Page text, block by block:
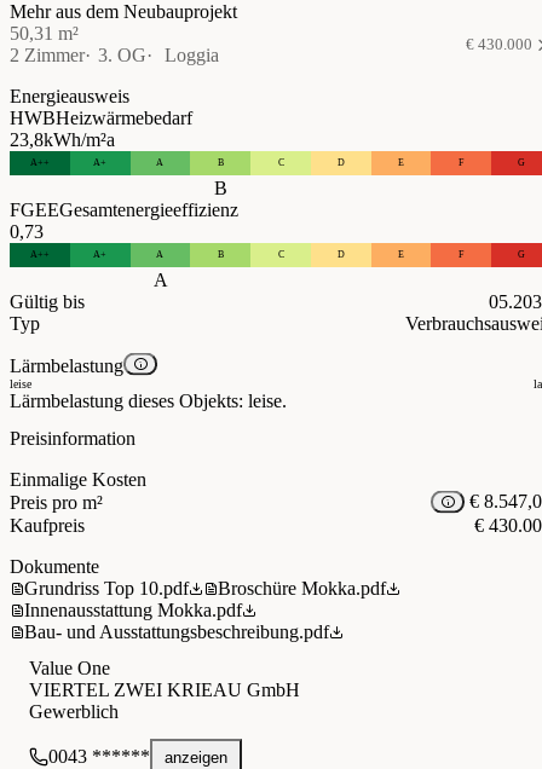
Mehr aus dem Neubauprojekt
50,31 m²
2 Zimmer
3. OG Loggia
€ 430.000
Energieausweis
HWBHeizwärmebedarf
23,8kWh/m²a
A++ A+ A B C D E F G
B
FGEEGesamtenergieeffizienz
0,73
A++ A+ A B C D E F G
A
Gültig bis
Typ
Lärmbelastung
leise
Lärmbelastung dieses Objekts: leise.
Preisinformation
Einmalige Kosten
Preis pro m²
€
Kaufpreis
€
Dokumente
Grundriss Top 10.pdf
Broschüre Mokka.pdf
Innenausstattung Mokka.pdf
Bau- und Ausstattungsbeschreibung.pdf
Value One
VIERTEL ZWEI KRIEAU GmbH
Gewerblich
0043 ****** anzeigen